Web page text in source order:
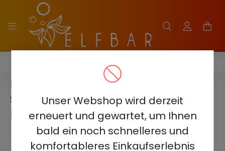
Unser Webshop wird derzeit
erneuert und gewartet, um Ihnen
bald ein noch schnelleres und
komfortableres Einkaufserlebnis
HQD WAPOR PRO 20000
HQD WAPOR PRO 20000 -
STRAWBERRY KIWI 5% -
RECHARGEABLE